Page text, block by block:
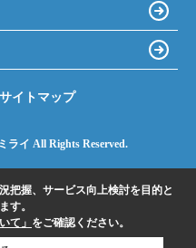
サイトマップ
ライ All Rights Reserved.
把握、サービス向上検討を目的と
す。
て」 をご確認ください。